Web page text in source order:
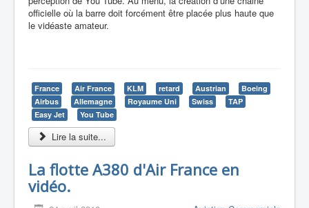
officielle où la barre doit forcément être placée plus haute que
le vidéaste amateur.
France Air France KLM retard Austrian
Boeing
Airbus
Allemagne Royaume Uni Swiss
TAP
Easy Jet
You Tube
Lire la suite...
La flotte A380 d'Air France en
vidéo.